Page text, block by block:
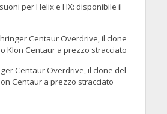
per Helix e HX: disponibile il
Centaur Overdrive, il clone
Klon Centaur a prezzo stracciato
Centaur Overdrive, il clone del
Centaur a prezzo stracciato